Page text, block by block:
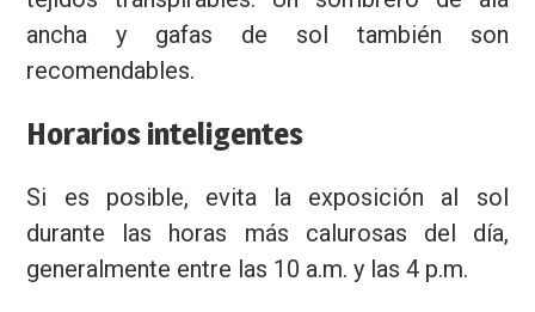
ancha y gafas de sol también son
recomendables.
Horarios inteligentes
Si es posible, evita la exposición al sol
durante las horas más calurosas del día,
generalmente entre las 10 a.m. y las 4 p.m.